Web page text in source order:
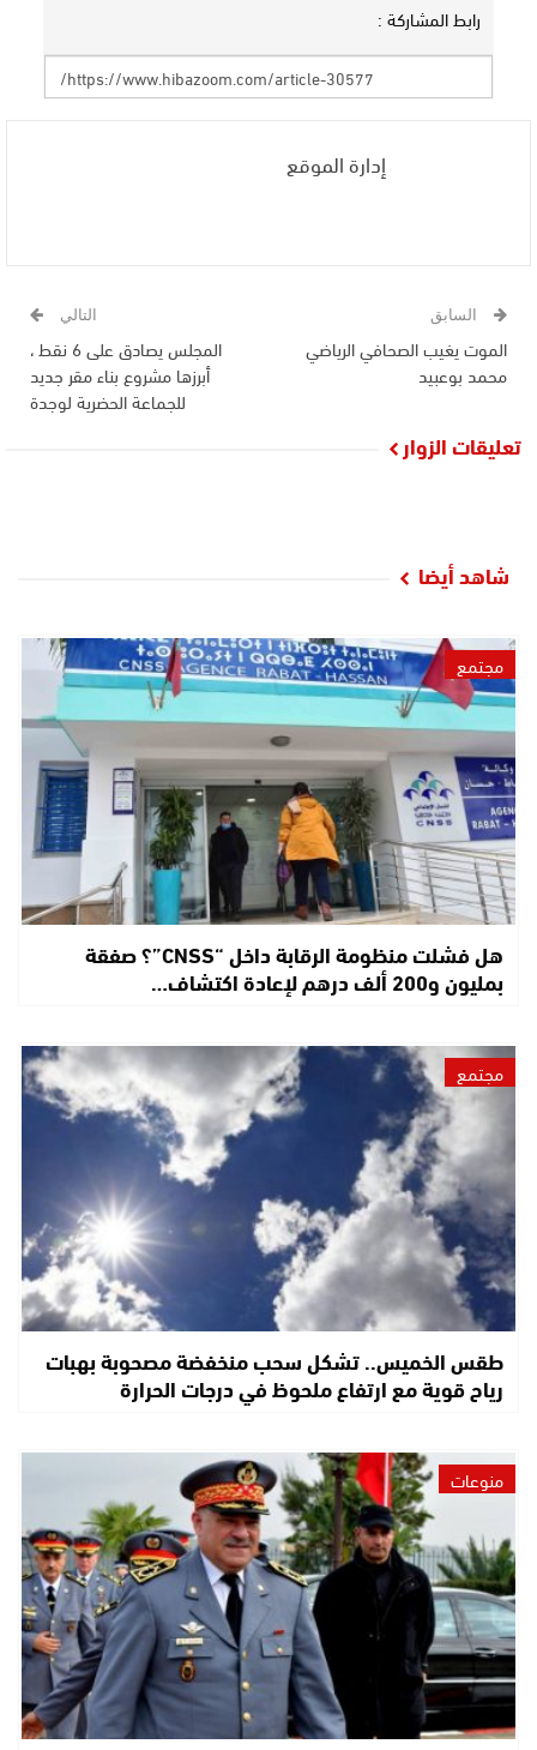
رابط المشاركة :
إدارة الموقع
السابق
الموت يغيب الصحافي الرياضي
محمد بوعبيد
التالي
المجلس يصادق على 6 نقط ،
أبرزها مشروع بناء مقر جديد
للجماعة الحضرية لوجدة
تعليقات الزوار
شاهد أيضا
مجتمع
هل فشلت منظومة الرقابة داخل “CNSS”؟ صفقة
بمليون و200 ألف درهم لإعادة اكتشاف…
مجتمع
طقس الخميس.. تشكل سحب منخفضة مصحوبة بهبات
رياح قوية مع ارتفاع ملحوظ في درجات الحرارة
منوعات